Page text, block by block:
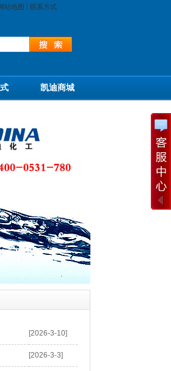
站地图 | 联系方式
凯迪商城
[2026-3-10]
[2026-3-3]